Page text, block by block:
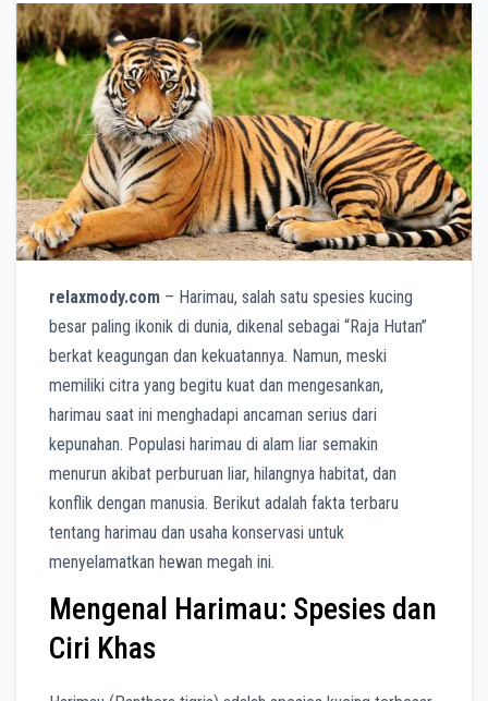
relaxmody.com – Harimau, salah satu spesies kucing
besar paling ikonik di dunia, dikenal sebagai “Raja Hutan”
berkat keagungan dan kekuatannya. Namun, meski
memiliki citra yang begitu kuat dan mengesankan,
harimau saat ini menghadapi ancaman serius dari
kepunahan. Populasi harimau di alam liar semakin
menurun akibat perburuan liar, hilangnya habitat, dan
konflik dengan manusia. Berikut adalah fakta terbaru
tentang harimau dan usaha konservasi untuk
menyelamatkan hewan megah ini.
Mengenal Harimau: Spesies dan
Ciri Khas